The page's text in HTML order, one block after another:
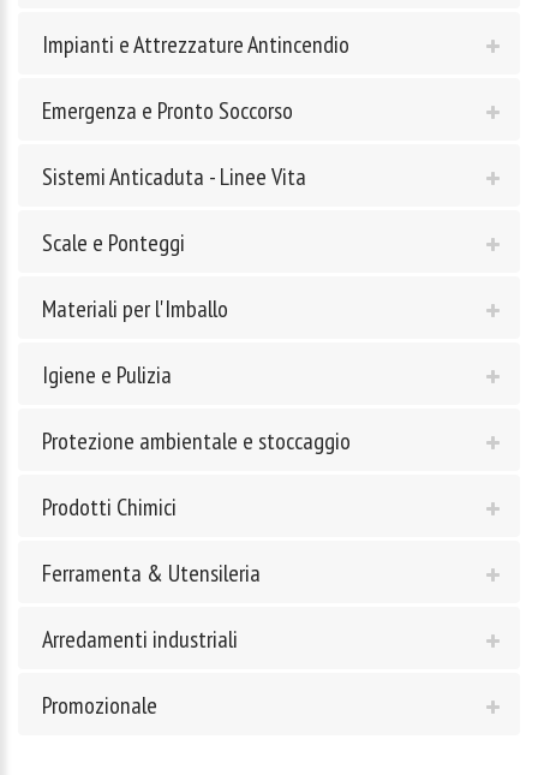
Impianti e Attrezzature Antincendio
Emergenza e Pronto Soccorso
Sistemi Anticaduta - Linee Vita
Scale e Ponteggi
Materiali per l'Imballo
Igiene e Pulizia
Protezione ambientale e stoccaggio
Prodotti Chimici
Ferramenta & Utensileria
Arredamenti industriali
Promozionale